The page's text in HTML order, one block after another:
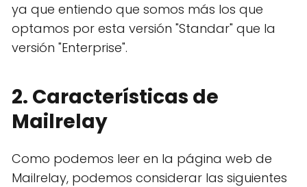
ya que entiendo que somos más los que
optamos por esta versión "Standar" que la
versión "Enterprise".
2. Características de
Mailrelay
Como podemos leer en la página web de
Mailrelay, podemos considerar las siguientes